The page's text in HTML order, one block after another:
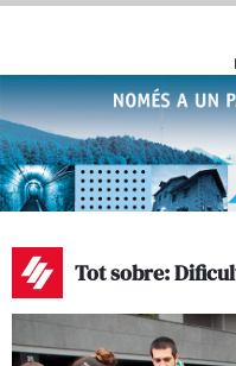
Tot sobre: